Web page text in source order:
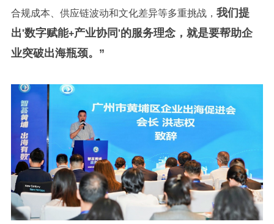
合规成本、供应链波动和文化差异等多重挑战， 我们提
出'数字赋能+产业协同 '的服务理念，就是要帮助企
业突破出海瓶颈。”